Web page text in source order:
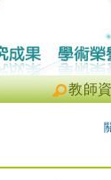
教師